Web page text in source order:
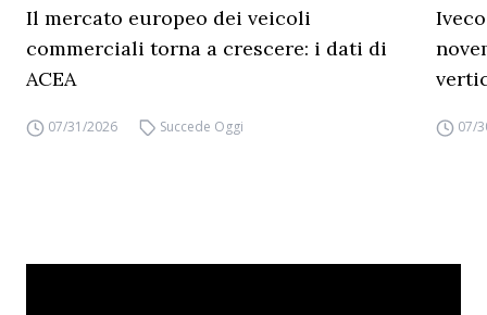
Il mercato europeo dei veicoli
commerciali torna a crescere: i dati di
ACEA
07/31/2026 Succede Oggi 07/